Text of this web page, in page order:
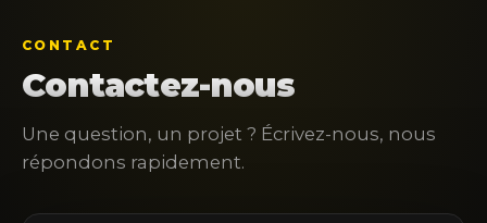
CONTACT
Contactez-nous
Une question, un projet ? Écrivez-nous, nous
répondons rapidement.